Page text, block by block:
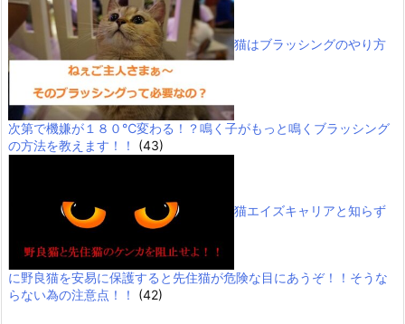
猫はブラッシングのやり方
次第で機嫌が１８０℃変わる！？鳴く子がもっと鳴くブラッシング
の方法を教えます！！
(43)
猫エイズキャリアと知らず
に野良猫を安易に保護すると先住猫が危険な目にあうぞ！！そうな
らない為の注意点！！
(42)